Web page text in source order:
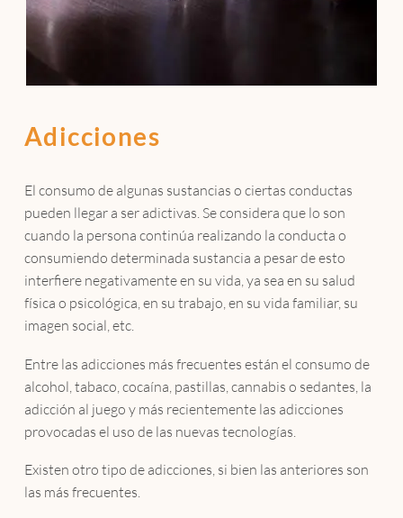
Adicciones
El consumo de algunas sustancias o ciertas conductas
pueden llegar a ser adictivas. Se considera que lo son
cuando la persona continúa realizando la conducta o
consumiendo determinada sustancia a pesar de esto
interfiere negativamente en su vida, ya sea en su salud
física o psicológica, en su trabajo, en su vida familiar, su
imagen social, etc.
Entre las adicciones más frecuentes están el consumo de
alcohol, tabaco, cocaína, pastillas, cannabis o sedantes, la
adicción al juego y más recientemente las adicciones
provocadas el uso de las nuevas tecnologías.
Existen otro tipo de adicciones, si bien las anteriores son
las más frecuentes.